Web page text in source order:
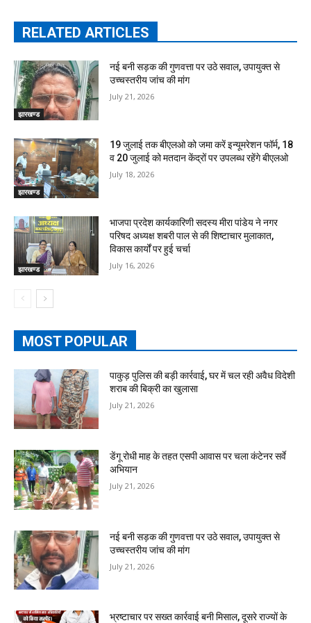
RELATED ARTICLES
झारखण्ड
नई बनी सड़क की गुणवत्ता पर उठे सवाल, उपायुक्त से
उच्चस्तरीय जांच की मांग
July 21, 2026
झारखण्ड
19 जुलाई तक बीएलओ को जमा करें इन्यूमरेशन फॉर्म, 18
व 20 जुलाई को मतदान केंद्रों पर उपलब्ध रहेंगे बीएलओ
July 18, 2026
झारखण्ड
भाजपा प्रदेश कार्यकारिणी सदस्य मीरा पांडेय ने नगर
परिषद अध्यक्ष शबरी पाल से की शिष्टाचार मुलाकात,
विकास कार्यों पर हुई चर्चा
July 16, 2026
MOST POPULAR
पाकुड़ पुलिस की बड़ी कार्रवाई, घर में चल रही अवैध विदेशी
शराब की बिक्री का खुलासा
July 21, 2026
डेंगू रोधी माह के तहत एसपी आवास पर चला कंटेनर सर्वे
अभियान
July 21, 2026
नई बनी सड़क की गुणवत्ता पर उठे सवाल, उपायुक्त से
उच्चस्तरीय जांच की मांग
July 21, 2026
भ्रष्टाचार पर सख्त कार्रवाई बनी मिसाल, दूसरे राज्यों के